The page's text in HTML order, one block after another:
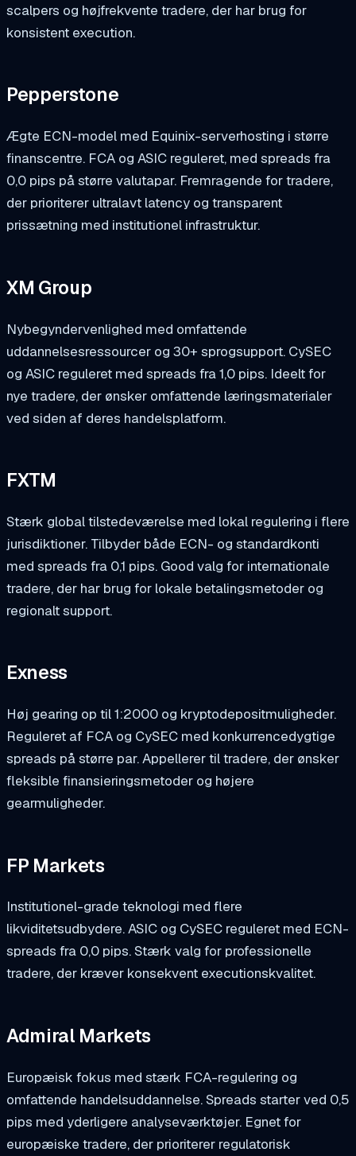
scalpers og højfrekvente tradere, der har brug for
konsistent execution.
Pepperstone
Ægte ECN-model med Equinix-serverhosting i større
finanscentre. FCA og ASIC reguleret, med spreads fra
0,0 pips på større valutapar. Fremragende for tradere,
der prioriterer ultralavt latency og transparent
prissætning med institutionel infrastruktur.
XM Group
Nybegyndervenlighed med omfattende
uddannelsesressourcer og 30+ sprogsupport. CySEC
og ASIC reguleret med spreads fra 1,0 pips. Ideelt for
nye tradere, der ønsker omfattende læringsmaterialer
ved siden af deres handelsplatform.
FXTM
Stærk global tilstedeværelse med lokal regulering i flere
jurisdiktioner. Tilbyder både ECN- og standardkonti
med spreads fra 0,1 pips. Good valg for internationale
tradere, der har brug for lokale betalingsmetoder og
regionalt support.
Exness
Høj gearing op til 1:2000 og kryptodepositmuligheder.
Reguleret af FCA og CySEC med konkurrencedygtige
spreads på større par. Appellerer til tradere, der ønsker
fleksible finansieringsmetoder og højere
gearmuligheder.
FP Markets
Institutionel-grade teknologi med flere
likviditetsudbydere. ASIC og CySEC reguleret med ECN-
spreads fra 0,0 pips. Stærk valg for professionelle
tradere, der kræver konsekvent executionskvalitet.
Admiral Markets
Europæisk fokus med stærk FCA-regulering og
omfattende handelsuddannelse. Spreads starter ved 0,5
pips med yderligere analyseværktøjer. Egnet for
europæiske tradere, der prioriterer regulatorisk